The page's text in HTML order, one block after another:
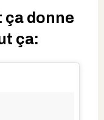
ça donne
ça: